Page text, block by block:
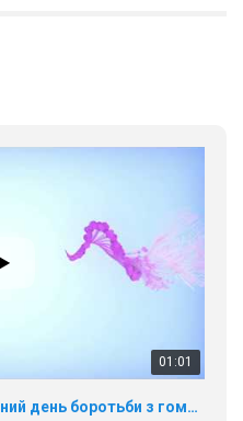
01:01
17 травня IDAHO. Міжнародний день боротьби з гомофобією трансфобією і біфобія.